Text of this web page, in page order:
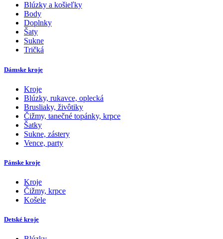
Blúzky a košieľky
Body
Doplnky
Šaty
Sukne
Tričká
Dámske kroje
Kroje
Blúzky, rukavce, oplecká
Brusliaky, živôtiky
Čižmy, tanečné topánky, krpce
Šatky
Sukne, zástery
Vence, party
Pánske kroje
Kroje
Čižmy, krpce
Košele
Detské kroje